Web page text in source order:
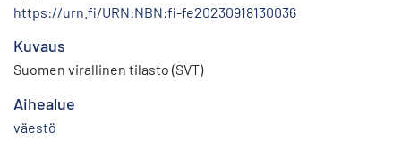
https://urn.fi/URN:NBN:fi-fe20230918130036
Kuvaus
Suomen virallinen tilasto (SVT)
Aihealue
väestö